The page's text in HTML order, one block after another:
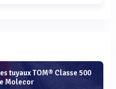
tuyaux TOM® Classe 500
Molecor